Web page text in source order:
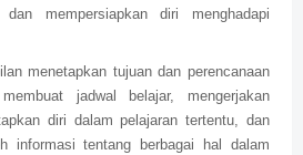
dan mempersiapkan diri menghadapi
menetapkan tujuan dan perencanaan
jadwal belajar, mengerjakan
diri dalam pelajaran tertentu, dan
informasi tentang berbagai hal dalam